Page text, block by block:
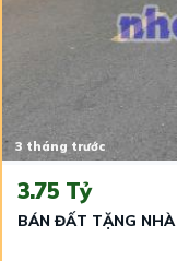
3 tháng trước
3.75 Tỷ
BÁN ĐẤT TẶNG NHÀ